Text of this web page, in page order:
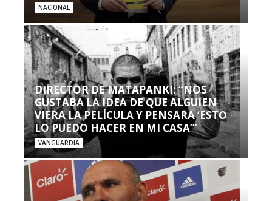
NACIONAL
DIRECTOR DE MATAPANKI: “NOS
GUSTABA LA IDEA DE QUE ALGUIEN
VIERA LA PELÍCULA Y PENSARA ‘ESTO
LO PUEDO HACER EN MI CASA’”
VANGUARDIA